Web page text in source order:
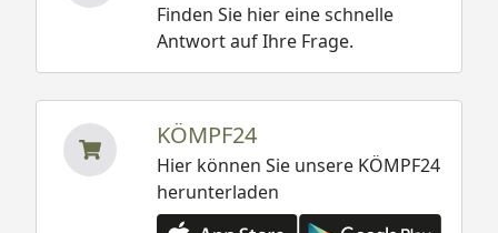
Finden Sie hier eine schnelle
Antwort auf Ihre Frage.
KÖMPF24
Hier können Sie unsere KÖMPF24
herunterladen